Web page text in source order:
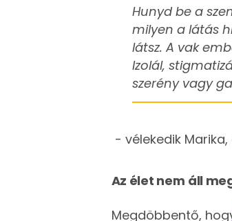
Hunyd be a
milyen a látás
látsz. A vak
Izolál,
szerény vagy
- vélekedik
Az élet nem áll
Megdöbbentő,